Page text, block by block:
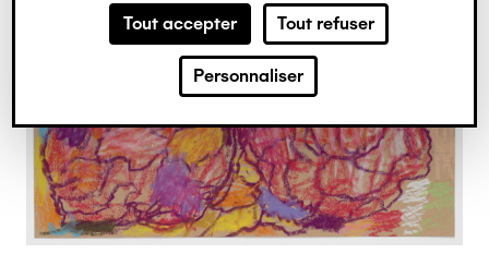
Tout accepter Tout refuser
Personnaliser